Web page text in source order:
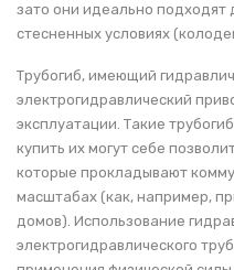
зато они идеально подходят
стесненных условиях
Трубогиб, имеющий
электрогидравлический
эксплуатации. Такие
купить их могут себе
которые прокладывают
масштабах (как, например,
домов). Использование
электрогидравлического